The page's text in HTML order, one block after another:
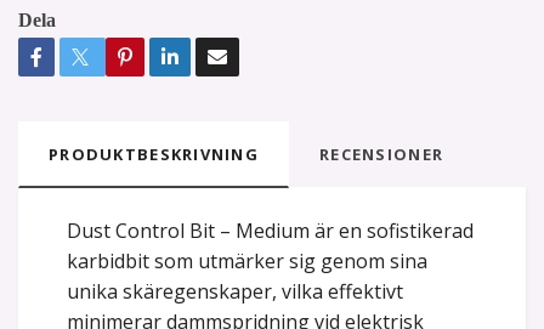
Dela
PRODUKTBESKRIVNING RECENSIONER
Dust Control Bit – Medium är en sofistikerad
karbidbit som utmärker sig genom sina
unika skäregenskaper, vilka effektivt
minimerar dammspridning vid elektrisk